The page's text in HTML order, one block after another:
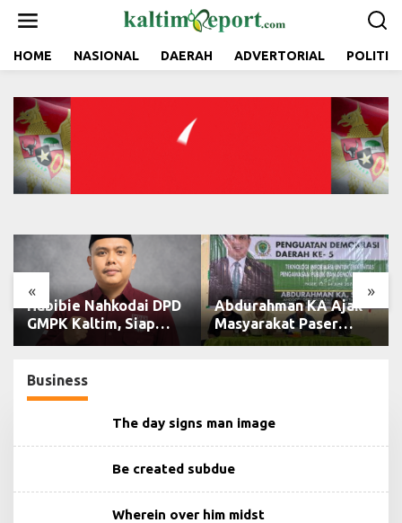
t
HOME NASIONAL DAERAH ADVERTORIAL POLITIK
« »
Habibie Nahkodai DPD
GMPK Kaltim, Siap
Perkuat Kaderisasi
Pemuda
Abdurahman KA Ajak
Masyarakat Paser
Cerdas Bermedia di
Business
The day signs man image
Be created subdue
Wherein over him midst